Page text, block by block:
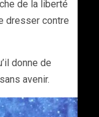
de la liberté
dresser contre
donne de
avenir.